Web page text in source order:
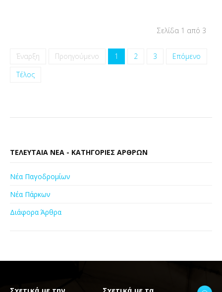
Σελίδα 1 από 3
Έναρξη Προηγούμενο 1 2 3
Επόμενο
Τέλος
ΤΕΛΕΥΤΑΊΑ ΝΈΑ - ΚΑΤΗΓΟΡΊΕΣ ΆΡΘΡΩΝ
Νέα Παγοδρομίων
Νέα Πάρκων
Διάφορα Άρθρα
Σχετικά με την Σχετικά με τα